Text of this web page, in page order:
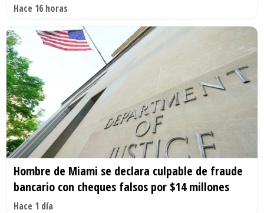
Hace 16 horas
Hombre de Miami se declara culpable de fraude
bancario con cheques falsos por $14 millones
Hace 1 día